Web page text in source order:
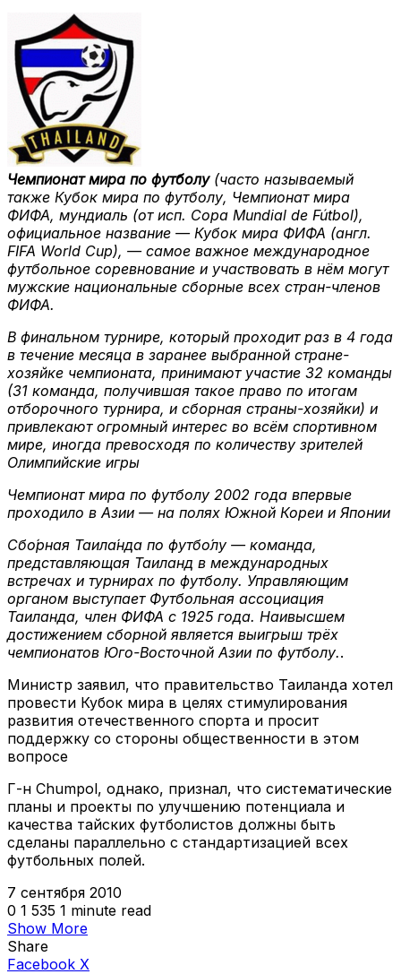
Чемпионат мира по футболу(часто называемый
также Кубок мира по футболу, Чемпионат мира
ФИФА, мундиаль (от исп. Copa Mundial de Fútbol),
официальное название — Кубок мира ФИФА (англ.
FIFA World Cup), — самое важное международное
футбольное соревнование и участвовать в нём могут
мужские национальные сборные всех стран-членов
ФИФА.
В финальном турнире, который проходит раз в 4 года
в течение месяца в заранее выбранной стране-
хозяйке чемпионата, принимают участие 32 команды
(31 команда, получившая такое право по итогам
отборочного турнира, и сборная страны-хозяйки) и
привлекают огромный интерес во всём спортивном
мире, иногда превосходя по количеству зрителей
Олимпийские игры
Чемпионат мира по футболу 2002 года впервые
проходило в Азии — на полях Южной Кореи и Японии
Сбо́рная Таила́нда по футбо́лу — команда,
представляющая Таиланд в международных
встречах и турнирах по футболу. Управляющим
органом выступает Футбольная ассоциация
Таиланда, член ФИФА с 1925 года. Наивысшем
достижением сборной является выигрыш трёх
чемпионатов Юго-Восточной Азии по футболу..
Министр заявил, что правительство Таиланда хотел
провести Кубок мира в целях стимулирования
развития отечественного спорта и просит
поддержку со стороны общественности в этом
вопросе
Г-н Chumpol, однако, признал, что систематические
планы и проекты по улучшению потенциала и
качества тайских футболистов должны быть
сделаны параллельно с стандартизацией всех
футбольных полей.
7 сентября 2010
0 1 535 1 minute read
Show More
Share
Facebook X